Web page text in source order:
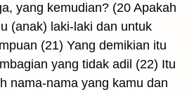
yang kemudian? (20 Apakah
(anak) laki-laki dan untuk
(21) Yang demikian itu
yang tidak adil (22) Itu
nama-nama yang kamu dan